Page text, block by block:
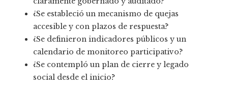
¿Se estableció un mecanismo de quejas
accesible y con plazos de respuesta?
¿Se definieron indicadores públicos y un
calendario de monitoreo participativo?
¿Se contempló un plan de cierre y legado
social desde el inicio?